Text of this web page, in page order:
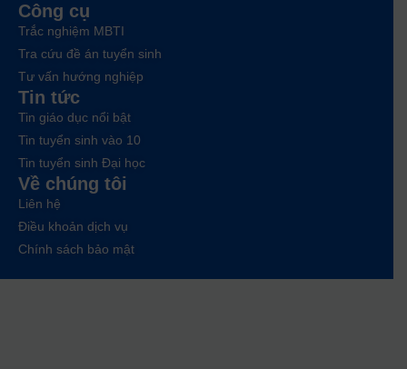
Công cụ
Trắc nghiệm MBTI
Tra cứu đề án tuyển sinh
Tư vấn hướng nghiệp
Tin tức
Tin giáo dục nổi bật
Tin tuyển sinh vào 10
Tin tuyển sinh Đại học
Về chúng tôi
Liên hệ
Điều khoản dịch vụ
Chính sách bảo mật